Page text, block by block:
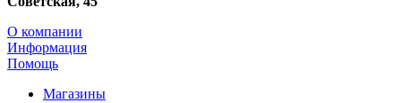
О компании
Информация
Помощь
Магазины